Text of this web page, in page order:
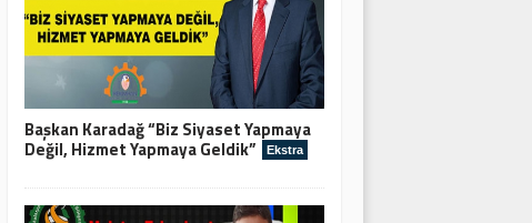
Başkan Karadağ “Biz Siyaset Yapmaya
Değil, Hizmet Yapmaya Geldik” Ekstra